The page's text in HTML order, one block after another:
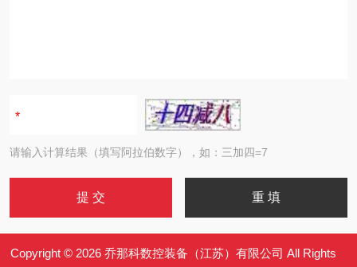
请输入计算结果（填写阿拉伯数字），如：三加四=7
Copyright © 2026 乔那科数控装备（江苏）有限公司 All Rights